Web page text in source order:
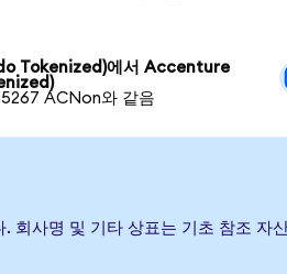
Tokenized)에서 Accenture
ACNon와 같음
사명 및 기타 상표는 기초 참조 자